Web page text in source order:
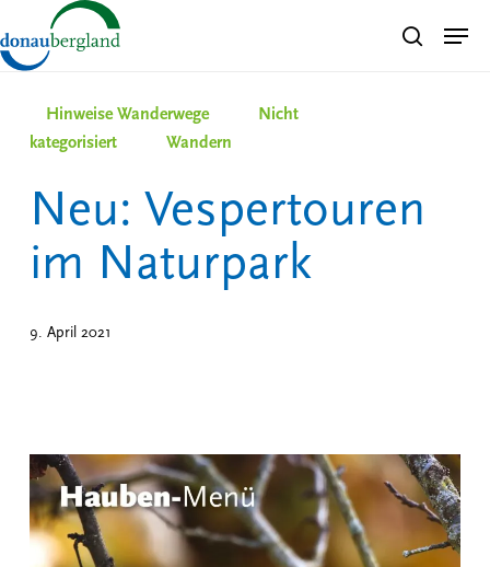
to
main
search
Hinweise Wanderwege
Nicht
kategorisiert
Wandern
Neu: Vespertouren
im Naturpark
9. April 2021